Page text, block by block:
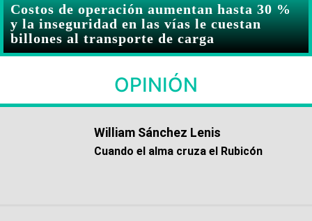
Costos de operación aumentan hasta 30 %
y la inseguridad en las vías le cuestan
billones al transporte de carga
OPINIÓN
William Sánchez Lenis
Cuando el alma cruza el Rubicón